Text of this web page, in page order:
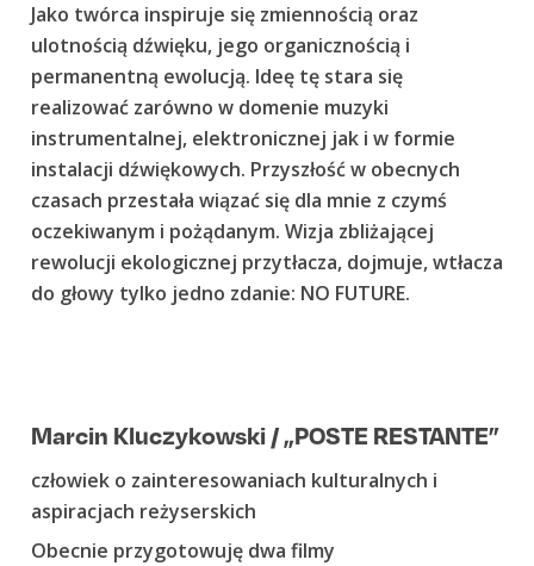
Jako twórca inspiruje się zmiennością oraz
ulotnością dźwięku, jego organicznością i
permanentną ewolucją. Ideę tę stara się
realizować zarówno w domenie muzyki
instrumentalnej, elektronicznej jak i w formie
instalacji dźwiękowych. Przyszłość w obecnych
czasach przestała wiązać się dla mnie z czymś
oczekiwanym i pożądanym. Wizja zbliżającej
rewolucji ekologicznej przytłacza, dojmuje, wtłacza
do głowy tylko jedno zdanie: NO FUTURE.
Marcin Kluczykowski / „POSTE RESTANTE”
człowiek o zainteresowaniach kulturalnych i
aspiracjach reżyserskich
Obecnie przygotowuję dwa filmy